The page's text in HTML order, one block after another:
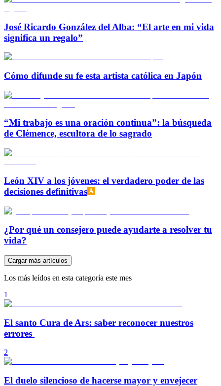
José Ricardo González del Alba: “El arte en mi vida
significa un regalo”
Cómo difunde su fe esta artista católica en Japón
“Mi trabajo es una oración continua”: la búsqueda
de Clémence, escultora de lo sagrado
León XIV a los jóvenes: el verdadero poder de las
decisiones definitivas
¿Por qué un consejero puede ayudarte a resolver tu
vida?
Cargar más artículos
Los más leídos en esta categoría este mes
1
El santo Cura de Ars: saber reconocer nuestros
errores
2
El duelo silencioso de hacerse mayor y envejecer